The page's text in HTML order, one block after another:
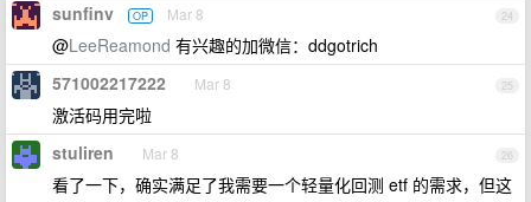
24
sunfinv OP Mar 8
@LeeReamond 有兴趣的加微信：ddgotrich
25
571002217222 Mar 8
激活码用完啦
26
stuliren Mar 8
看了一下，确实满足了我需要一个轻量化回测 etf 的需求，但这